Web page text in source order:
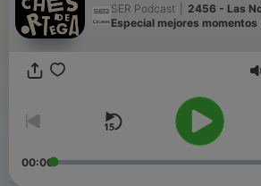
SER Podcast
2456 - Las
Especial mejores momentos
00:00